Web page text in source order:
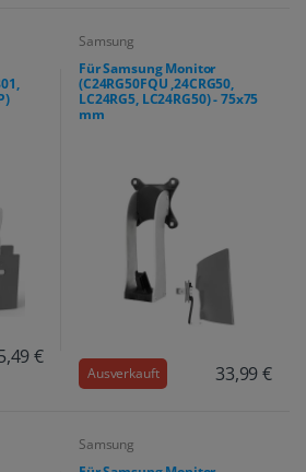
€
Samsung
Für Samsung Monitor
(C24RG50FQU ,24CRG50,
LC24RG5, LC24RG50) - 75x75
mm
Ausverkauft 33,99 €
Samsung